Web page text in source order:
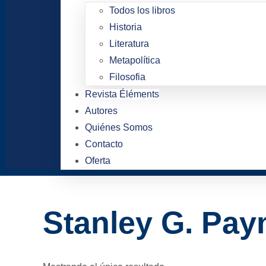
Todos los libros
Historia
Literatura
Metapolítica
Filosofia
Revista Éléments
Autores
Quiénes Somos
Contacto
Oferta
Stanley G.